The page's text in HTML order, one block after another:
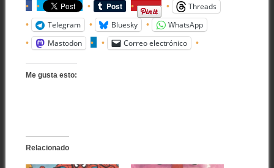
Threads
Telegram
Bluesky
WhatsApp
Mastodon
Correo electrónico
Me gusta esto:
Relacionado